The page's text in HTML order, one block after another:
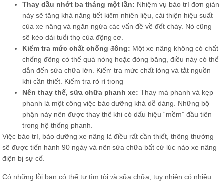
Thay dầu nhớt ba tháng một lần: Nhiệm vụ bảo trì đơn giản
này sẽ tăng khả năng tiết kiệm nhiên liệu, cải thiện hiệu suất
của xe nâng và ngăn ngừa các vấn đề về đốt cháy. Nó cũng
sẽ kéo dài tuổi thọ của động cơ.
Kiểm tra mức chất chống đông: Một xe nâng không có chất
chống đông có thể quá nóng hoặc đóng băng, điều này có thể
dẫn đến sửa chữa lớn. Kiểm tra mức chất lỏng và tắt nguồn
khi cần thiết. Kiểm tra rò rỉ trong
Nên thay thế, sữa chữa phanh xe: Thay má phanh và kẹp
phanh là một công việc bảo dưỡng khá dễ dàng. Những bộ
phận này nên được thay thế khi có dấu hiệu “mềm” đầu tiên
trong hệ thống phanh.
Việc bảo trì, bảo dưỡng xe nâng là điều rất cần thiết, thông thường
sẽ được tiến hành 90 ngày và nên sửa chữa bất cứ lúc nào xe nâng
điện bị sự cố.
Có những lỗi bạn có thể tự tìm tòi và sữa chữa, tuy nhiên có nhiều